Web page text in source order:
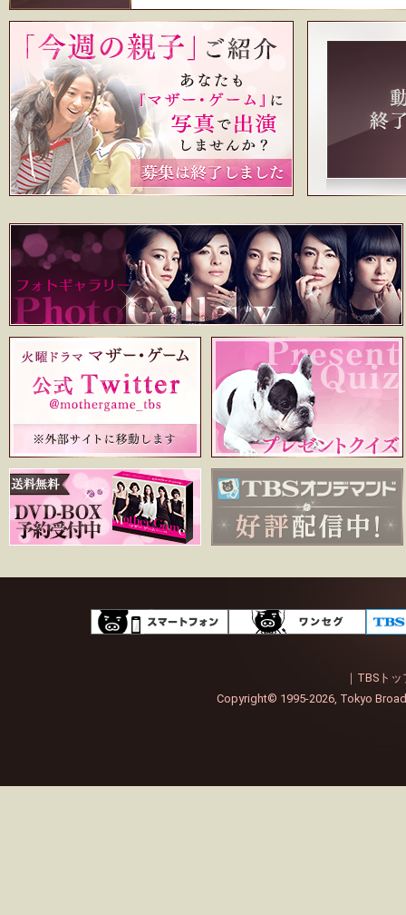
2015.6.16
2015.6.16 プレゼントクイズを更新しました
2015.6.16 ニュースを更新しました
2015.5.12登場人物を更新しました
2015.4.28インタビューを更新しました
2015.3.30 ポスターイメージを公開しました
2015.6.16クランクアップレポートを更新
スマートフォン ワンセ
｜ TBSト
Copyright© 1995-2026, Tokyo